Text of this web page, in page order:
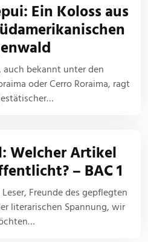
Ein Koloss aus
auch bekannt unter den
oder Cerro Roraima, ragt
Welcher Artikel
– BAC 1
Freunde des gepflegten
literarischen Spannung, wir